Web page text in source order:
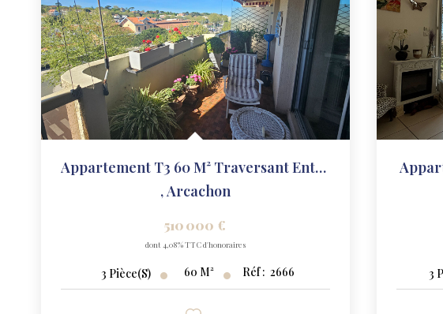
Appartement T3 60 M² Traversant Entièrement Rénové En Étage...
,Arcachon
510 000 €
dont 4,08% TTC d'honoraires
3 Pièce(s) 60 M² Réf : 2666 3